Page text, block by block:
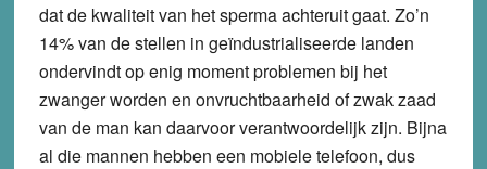
dat de kwaliteit van het sperma achteruit gaat. Zo’n
14% van de stellen in geïndustrialiseerde landen
ondervindt op enig moment problemen bij het
zwanger worden en onvruchtbaarheid of zwak zaad
van de man kan daarvoor verantwoordelijk zijn. Bijna
al die mannen hebben een mobiele telefoon, dus